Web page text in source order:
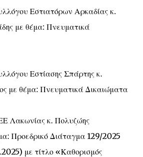
Εστιατόρων Αρκαδίας κ.
με θέμα: Πνευματικά
Εστίασης Σπάρτης κ.
με θέμα: Πνευματικά Δικαιώματα
Λακωνίας κ. Πολυζώης
Προεδρικό Διάταγμα 129/2025
με τίτλο «Καθορισμός